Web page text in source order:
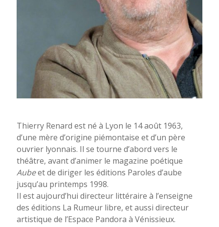
Thierry Renard est né à Lyon le 14 août 1963,
d’une mère d’origine piémontaise et d’un père
ouvrier lyonnais. Il se tourne d’abord vers le
théâtre, avant d’animer le magazine poétique
Aubeet de diriger les éditions Paroles d’aube
jusqu’au printemps 1998.
Il est aujourd’hui directeur littéraire à l’enseigne
des éditions La Rumeur libre, et aussi directeur
artistique de l’Espace Pandora à Vénissieux.